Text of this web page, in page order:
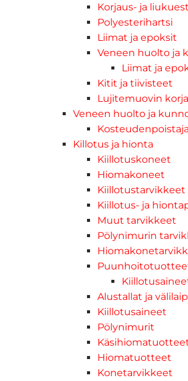
Korjaus- ja
Polyesterihartsi
Liimat ja epoksit
Veneen huolto ja
Liimat ja
Kitit ja tiivisteet
Lujitemuovin
Veneen huolto ja
Killotus ja hionta
Kiillotuskoneet
Hiomakoneet
Kiillotustarvikkeet
Kiillotus- ja
Muut tarvikkeet
Pölynimurin
Alustallat ja
Kiillotusaineet
Pölynimurit
Hiomatuotteet
Konetarvikkeet